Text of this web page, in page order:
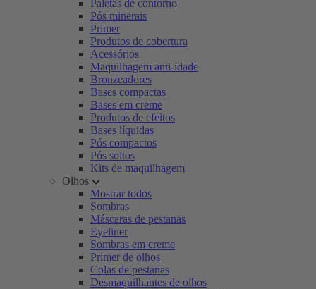
Paletas de contorno
Pós minerais
Primer
Produtos de cobertura
Acessórios
Maquilhagem anti-idade
Bronzeadores
Bases compactas
Bases em creme
Produtos de efeitos
Bases líquidas
Pós compactos
Pós soltos
Kits de maquilhagem
Olhos
Mostrar todos
Sombras
Máscaras de pestanas
Eyeliner
Sombras em creme
Primer de olhos
Colas de pestanas
Desmaquilhantes de olhos